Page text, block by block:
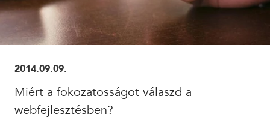
2014.09.09.
Miért a fokozatosságot válaszd a
webfejlesztésben?